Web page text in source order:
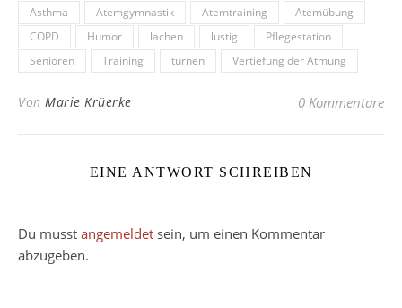
Asthma Atemgymnastik Atemtraining
Atemübung
COPD
Humor lachen lustig
Pflegestation
Senioren
Training turnen Vertiefung der Atmung
Von Marie Krüerke 0 Kommentare
EINE ANTWORT SCHREIBEN
Du musst angemeldet sein, um einen Kommentar
abzugeben.